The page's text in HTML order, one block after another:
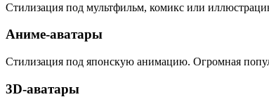
Стилизация под мультфильм, комикс или
Аниме-аватары
Стилизация под японскую анимацию. Огромная
3D-аватары